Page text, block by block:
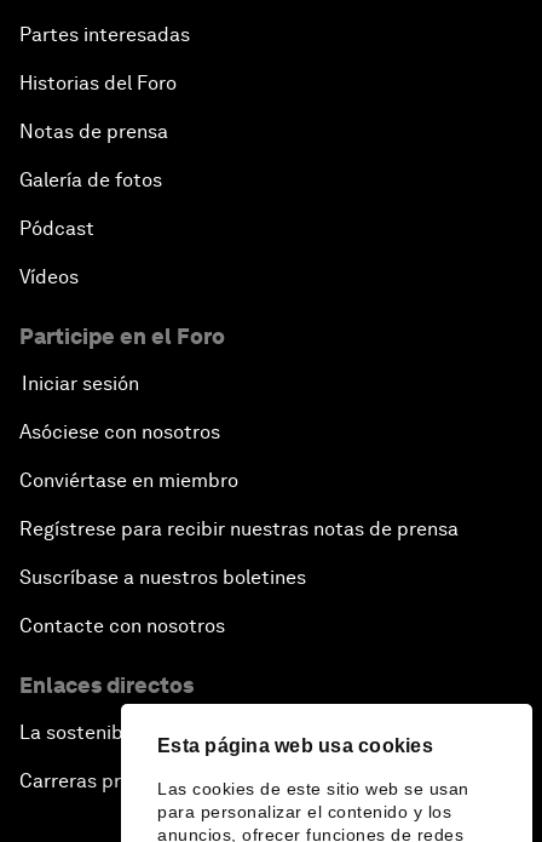
Esta página web usa cookies
Las cookies de este sitio web se usan
para personalizar el contenido y los
anuncios, ofrecer funciones de redes
Partes interesadas
Historias del Foro
Notas de prensa
Galería de fotos
Pódcast
Vídeos
Participe en el Foro
Iniciar sesión
Asóciese con nosotros
Conviértase en miembro
Regístrese para recibir nuestras notas de prensa
Suscríbase a nuestros boletines
Contacte con nosotros
Enlaces directos
La sostenibilidad en el Foro
Carreras profesionales